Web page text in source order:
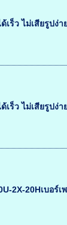
เร็ว ไม่เสียรูปง่
เร็ว ไม่เสียรูปง่
2X-20Hเบอร์เ